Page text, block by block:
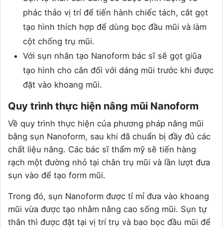
phác thảo vị trí để tiến hành chiếc tách, cắt gọt
tạo hình thích hợp để dùng bọc đầu mũi và làm
cột chống trụ mũi.
Với sụn nhân tạo Nanoform bác sĩ sẽ gọt giũa
tạo hình cho cân đối với dáng mũi trước khi được
đặt vào khoang mũi.
Quy trình thực hiện nâng mũi Nanoform
Về quy trình thực hiện của phương pháp nâng mũi
bằng sụn Nanoform, sau khi đã chuẩn bị đầy đủ các
chất liệu nâng. Các bác sĩ thẩm mỹ sẽ tiến hàng
rạch một đường nhỏ tại chân trụ mũi và lần lượt đưa
sụn vào để tạo form mũi.
Trong đó, sụn Nanoform được tỉ mỉ đưa vào khoang
mũi vừa được tạo nhằm nâng cao sống mũi. Sụn tự
thân thì được đặt tại vị trí trụ và bao bọc đầu mũi để